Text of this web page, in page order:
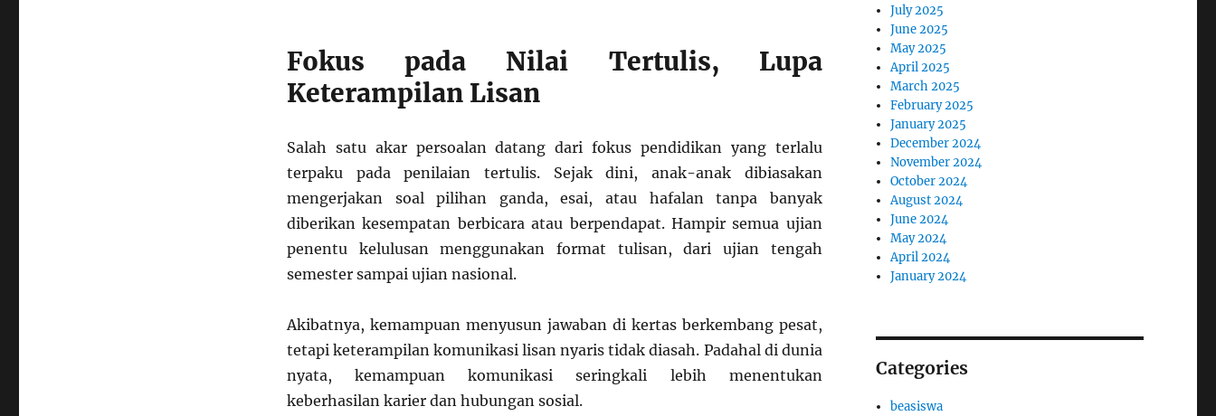
Fokus pada Nilai Tertulis, Lupa
Keterampilan Lisan
Salah satu akar persoalan datang dari fokus pendidikan yang terlalu
terpaku pada penilaian tertulis. Sejak dini, anak-anak dibiasakan
mengerjakan soal pilihan ganda, esai, atau hafalan tanpa banyak
diberikan kesempatan berbicara atau berpendapat. Hampir semua ujian
penentu kelulusan menggunakan format tulisan, dari ujian tengah
semester sampai ujian nasional.
Akibatnya, kemampuan menyusun jawaban di kertas berkembang pesat,
tetapi keterampilan komunikasi lisan nyaris tidak diasah. Padahal di dunia
nyata, kemampuan komunikasi seringkali lebih menentukan
keberhasilan karier dan hubungan sosial.
July 2025
June 2025
May 2025
April 2025
March 2025
February 2025
January 2025
December 2024
November 2024
October 2024
August 2024
June 2024
May 2024
April 2024
January 2024
Categories
beasiswa